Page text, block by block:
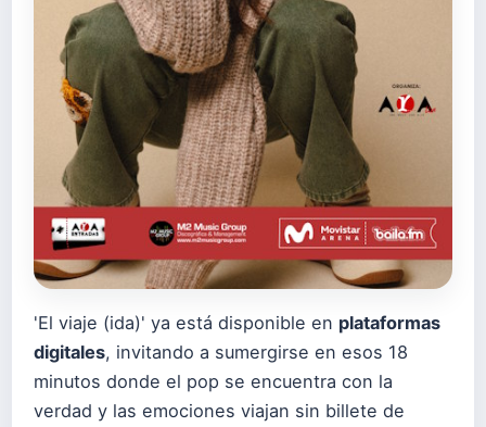
'El viaje (ida)' ya está disponible en plataformas
digitales, invitando a sumergirse en esos 18
minutos donde el pop se encuentra con la
verdad y las emociones viajan sin billete de